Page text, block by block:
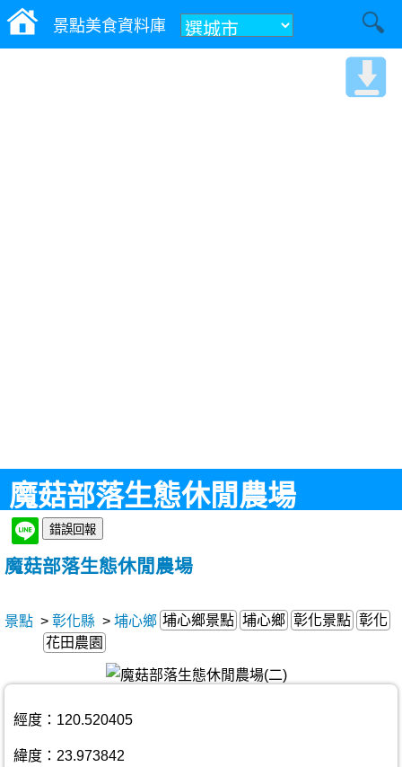
景點美食資料庫
魔菇部落生態休閒農場
魔菇部落生態休閒農場
景點 > 彰化縣 > 埔心鄉 埔心鄉景點 埔心鄉 彰化景點 彰化
花田農園
經度：120.520405
緯度：23.973842